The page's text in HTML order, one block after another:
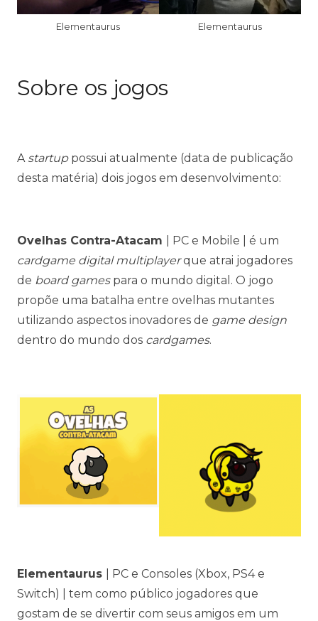
Elementaurus Elementaurus
Sobre os jogos
A startuppossui atualmente (data de publicação
desta matéria) dois jogos em desenvolvimento:
Ovelhas Contra-Atacam
| PC e Mobile | é um
cardgame digital multiplayerque atrai jogadores
de board gamespara o mundo digital. O jogo
propõe uma batalha entre ovelhas mutantes
utilizando aspectos inovadores de game design
dentro do mundo dos cardgames.
Elementaurus
| PC e Consoles (Xbox, PS4 e
Switch) | tem como público jogadores que
gostam de se divertir com seus amigos em um